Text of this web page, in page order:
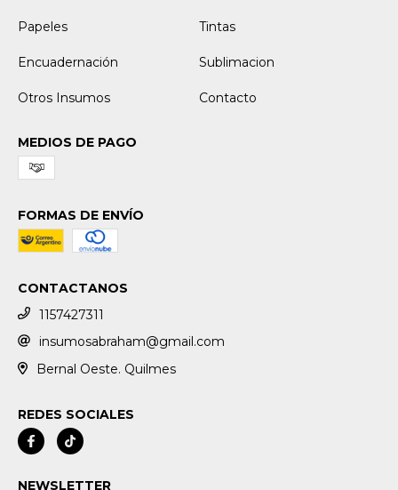
Papeles Tintas
Encuadernación Sublimacion
Otros Insumos Contacto
MEDIOS DE PAGO
FORMAS DE ENVÍO
CONTACTANOS
1157427311
insumosabraham@gmail.com
Bernal Oeste. Quilmes
REDES SOCIALES
NEWSLETTER